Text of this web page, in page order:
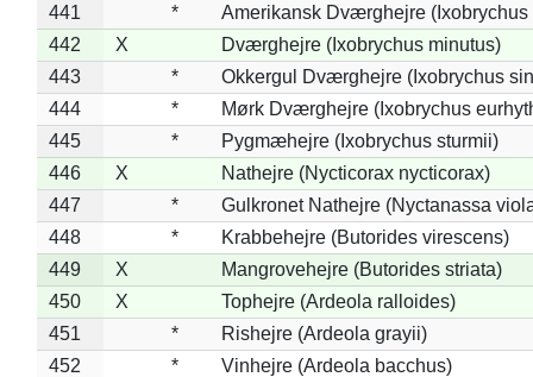
441
*
Amerikansk Dværghejre (Ixobrychus
442
X
Dværghejre (Ixobrychus minutus)
443
*
Okkergul Dværghejre (Ixobrychus
444
*
Mørk Dværghejre (Ixobrychus
445
*
Pygmæhejre (Ixobrychus sturmii)
446
X
Nathejre (Nycticorax nycticorax)
447
*
Gulkronet Nathejre (Nyctanassa
448
*
Krabbehejre (Butorides virescens)
449
X
Mangrovehejre (Butorides striata)
450
X
Tophejre (Ardeola ralloides)
451
*
Rishejre (Ardeola grayii)
452
*
Vinhejre (Ardeola bacchus)